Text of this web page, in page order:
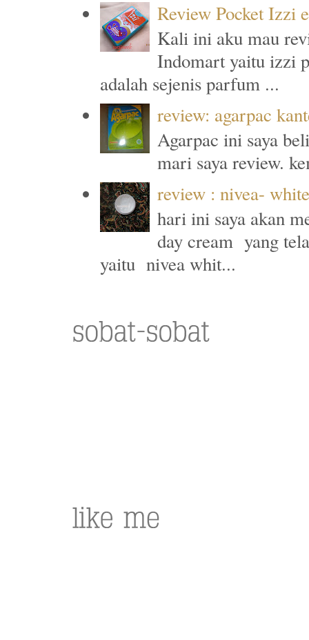
Review Pocket Izzi
Kali ini aku mau
Indomart yaitu izzi
adalah sejenis parfum ...
review: agarpac
Agarpac ini saya
mari saya review.
review : nivea-
hari ini saya akan
day cream yang
yaitu nivea whit...